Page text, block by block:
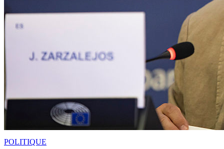
POLITIQUE